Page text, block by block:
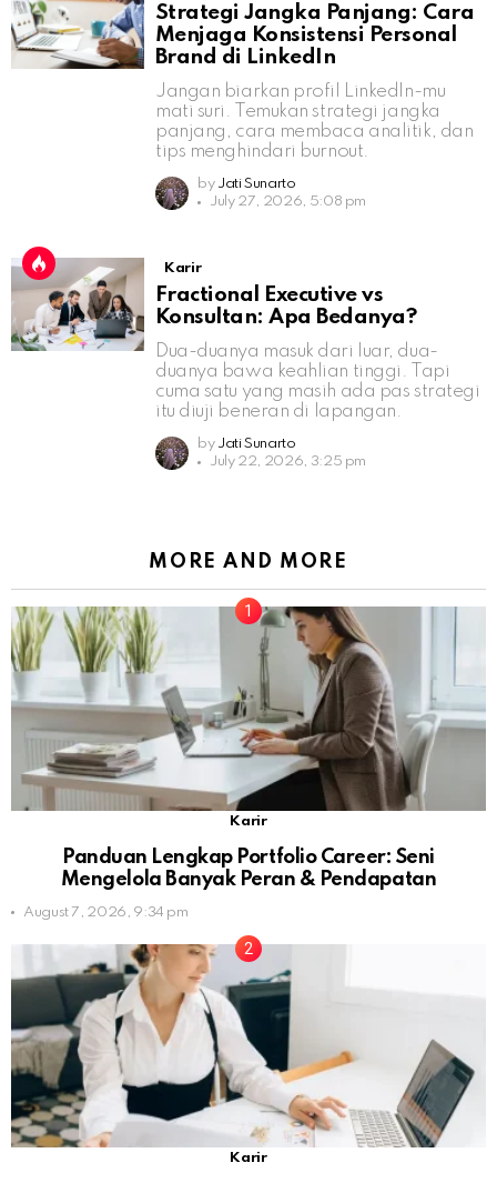
Strategi Jangka Panjang: Cara
Menjaga Konsistensi Personal
Brand di LinkedIn
Jangan biarkan profil LinkedIn-mu
mati suri. Temukan strategi jangka
panjang, cara membaca analitik, dan
tips menghindari burnout.
by Jati Sunarto
July 27, 2026, 5:08 pm
Karir
Fractional Executive vs
Konsultan: Apa Bedanya?
Dua-duanya masuk dari luar, dua-
duanya bawa keahlian tinggi. Tapi
cuma satu yang masih ada pas strategi
itu diuji beneran di lapangan.
by Jati Sunarto
July 22, 2026, 3:25 pm
MORE AND MORE
Karir
Panduan Lengkap Portfolio Career: Seni
Mengelola Banyak Peran & Pendapatan
August 7, 2026, 9:34 pm
Karir